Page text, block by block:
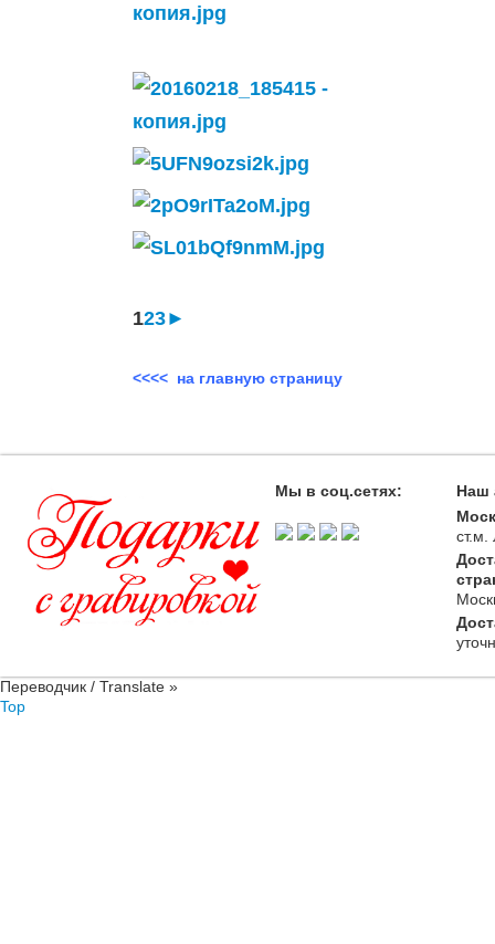
123►
<<<< на главную страницу
Мы в соц.сетях:
Наш
ст.м.
Переводчик / Translate »
Top